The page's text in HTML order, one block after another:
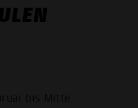
bis Mitte